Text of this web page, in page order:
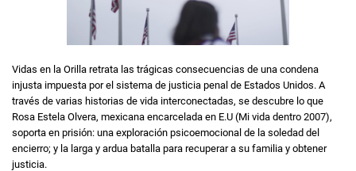
Vidas en la Orilla retrata las trágicas consecuencias de una condena
injusta impuesta por el sistema de justicia penal de Estados Unidos. A
través de varias historias de vida interconectadas, se descubre lo que
Rosa Estela Olvera, mexicana encarcelada en E.U (Mi vida dentro 2007),
soporta en prisión: una exploración psicoemocional de la soledad del
encierro; y la larga y ardua batalla para recuperar a su familia y obtener
justicia.